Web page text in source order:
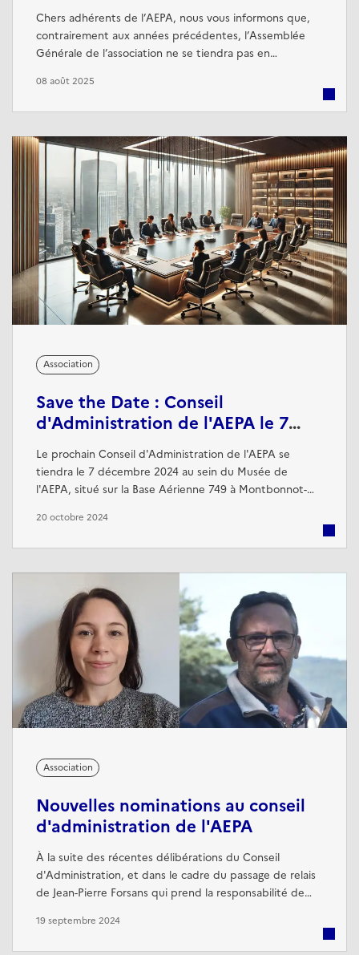
Chers adhérents de l’AEPA, nous vous informons que,
contrairement aux années précédentes, l’Assemblée
Générale de l’association ne se tiendra pas en
impératifs d’organisation que nous tenons à anticiper
prochainement, accompagnée de toutes les ...
08 août 2025
Association
Save the Date : Conseil
d'Administration de l'AEPA le 7
décembre 2024
Le prochain Conseil d'Administration de l'AEPA se
tiendra le 7 décembre 2024 au sein du Musée de
l'AEPA, situé sur la Base Aérienne 749 à Montbonnot-
membres du Conseil d'examiner les projets en cours,
20 octobre 2024
Association
Nouvelles nominations au conseil
d'administration de l'AEPA
À la suite des récentes délibérations du Conseil
d'Administration, et dans le cadre du passage de relais
de Jean-Pierre Forsans qui prend la responsabilité de
de l'Air et de l'Espace (EPAE 749). C’est avec
19 septembre 2024